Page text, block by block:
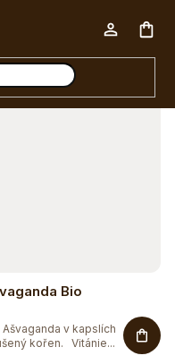
dárek zdarma 📦
Bio
Ašvaganda v kapslích
kořen. Vitánie...